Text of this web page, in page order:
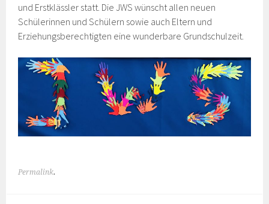
und Erstklässler statt. Die JWS wünscht allen neuen
Schülerinnen und Schülern sowie auch Eltern und
Erziehungsberechtigten eine wunderbare Grundschulzeit.
Permalink.